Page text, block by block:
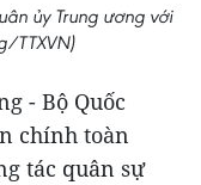
ủy Trung ương với
TTXVN)
- Bộ Quốc
chính toàn
tác quân sự